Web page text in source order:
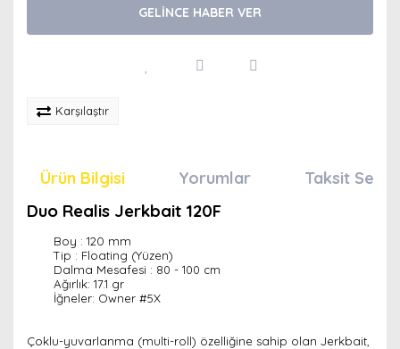
GELİNCE HABER VER
Karşılaştır
Ürün Bilgisi Yorumlar Taksit
Duo Realis Jerkbait 120F
Boy : 120 mm
Tip : Floating (Yüzen)
Dalma Mesafesi : 80 - 100 cm
Ağırlık: 17.1 gr
İğneler: Owner #5X
Çoklu-yuvarlanma (multi-roll) özelliğine sahip olan Jerkbait,